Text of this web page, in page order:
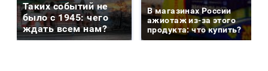
Таких событий не
было с 1945: чего
ждать всем нам?
В магазинах России
ажиотаж из-за этого
продукта: что купить?